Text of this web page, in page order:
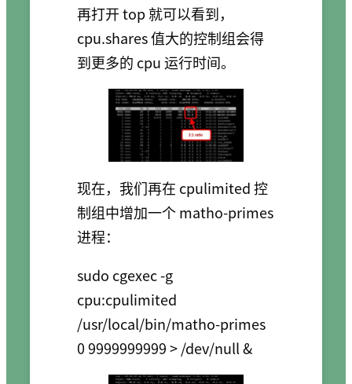
再打开 top 就可以看到，
cpu.shares 值大的控制组会得
到更多的 cpu 运行时间。
现在，我们再在 cpulimited 控
制组中增加一个 matho-primes
进程：
sudo cgexec -g
cpu:cpulimited
/usr/local/bin/matho-primes